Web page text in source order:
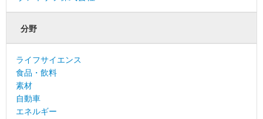
分野
ライフサイエンス
食品・飲料
素材
自動車
エネルギー